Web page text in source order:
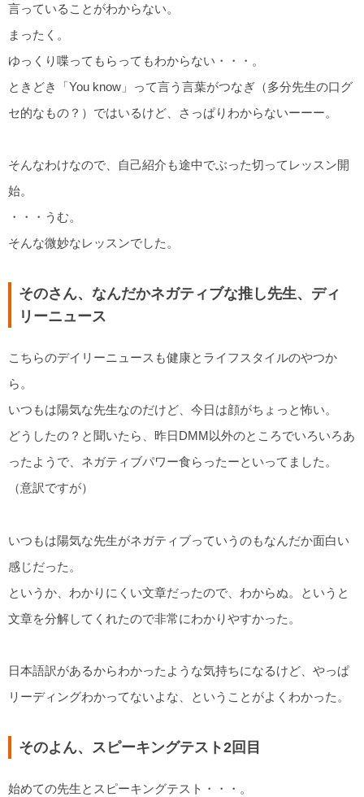
言っていることがわからない。
まったく。
ゆっくり喋ってもらってもわからない・・・。
ときどき「You know」って言う言葉がつなぎ（多分先生の口グ
セ的なもの？）ではいるけど、さっぱりわからないーーー。
そんなわけなので、自己紹介も途中でぶった切ってレッスン開
始。
・・・うむ。
そんな微妙なレッスンでした。
そのさん、なんだかネガティブな推し先生、ディ
リーニュース
こちらのデイリーニュースも健康とライフスタイルのやつか
ら。
いつもは陽気な先生なのだけど、今日は顔がちょっと怖い。
どうしたの？と聞いたら、昨日DMM以外のところでいろいろあ
ったようで、ネガティブパワー食らったーといってました。
（意訳ですが）
いつもは陽気な先生がネガティブっていうのもなんだか面白い
感じだった。
というか、わかりにくい文章だったので、わからぬ。というと
文章を分解してくれたので非常にわかりやすかった。
日本語訳があるからわかったような気持ちになるけど、やっぱ
リーディングわかってないよな、ということがよくわかった。
そのよん、スピーキングテスト2回目
始めての先生とスピーキングテスト・・・。